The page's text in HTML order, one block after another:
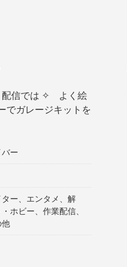
信では ✧ よく絵
ガレージキットを
ー
ー、エンタメ、解
ホビー、作業配信、
他